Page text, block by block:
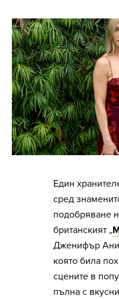
Един
сред
подобряване
британският „
Дженифър
която била
сцените в
пълна с